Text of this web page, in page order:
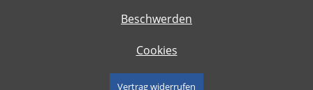
Beschwerden
Cookies
Vertrag widerrufen